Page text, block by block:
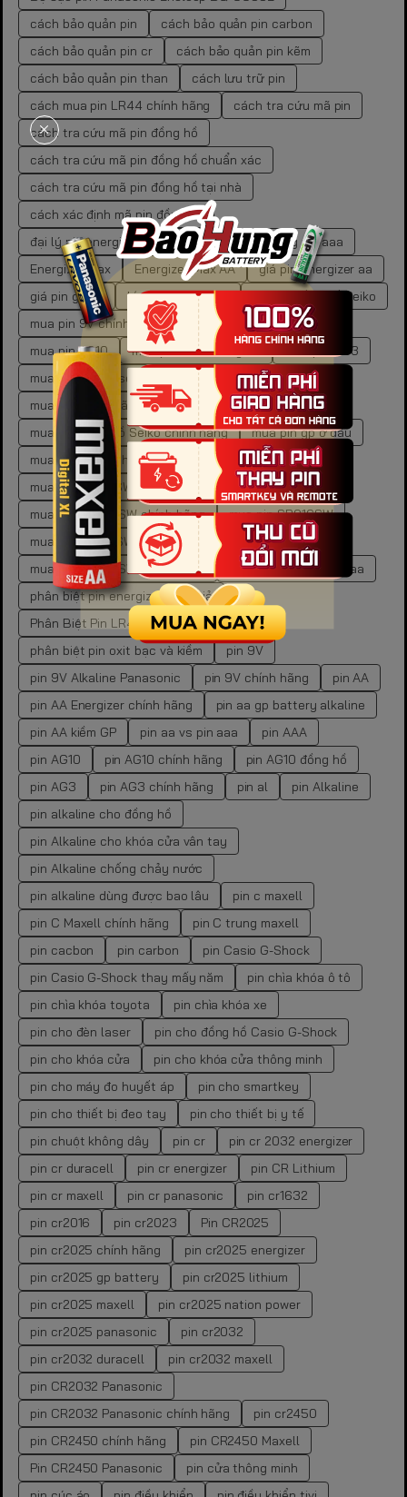
cách bảo quản pin
cách bảo quản pin carbon
cách bảo quản pin cr
cách bảo quản pin kẽm
cách bảo quản pin than
cách lưu trữ pin
cách mua pin LR44 chính hãng
cách tra cứu mã pin
cách tra cứu mã pin đồng hồ
cách tra cứu mã pin đồng hồ chuẩn xác
cách tra cứu mã pin đồng hồ tại nhà
cách xác định mã pin đồng hồ
đại lý pin energizer chính hãng
dung lượng pin aaa
Energizer Max
Energizer Max AA
giá pin energizer aa
giá pin gp aa
kích thước pin aa
mã pin đồng hồ Seiko
mua pin 9V chính hãng
mua pin aa chính hãng
mua pin AG10
mua pin AG10 đồng hồ
mua pin AG3
mua pin AG3 laser
mua pin AG3 laser chính hãng
mua pin chính hãng
mua pin cr2450 chính hãng
mua pin đồng hồ Seiko chính hãng
mua pin gp ở đâu
mua pin LR chính hãng
mua pin SR621SW
mua pin SR621SW chính hãng
mua pin SR626SW chính hãng
mua pin SR916SW
mua pin SR916SW chính hãng
mua pin SR920SW
mua pin SR920SW chính hãng
phân biệt pin aa và aaa
phân biệt pin energizer thật giả
Phân Biệt Pin LR44 Chính Hãng
phân biệt pin oxit bạc và kiềm
pin 9V
pin 9V Alkaline Panasonic
pin 9V chính hãng
pin AA
pin AA Energizer chính hãng
pin aa gp battery alkaline
pin AA kiềm GP
pin aa vs pin aaa
pin AAA
pin AG10
pin AG10 chính hãng
pin AG10 đồng hồ
pin AG3
pin AG3 chính hãng pin al
pin Alkaline
pin alkaline cho đồng hồ
pin Alkaline cho khóa cửa vân tay
pin Alkaline chống chảy nước
pin alkaline dùng được bao lâu
pin c maxell
pin C Maxell chính hãng
pin C trung maxell
pin cacbon
pin carbon
pin Casio G-Shock
pin Casio G-Shock thay mấy năm
pin chìa khóa ô tô
pin chìa khóa toyota
pin chìa khóa xe
pin cho đèn laser
pin cho đồng hồ Casio G-Shock
pin cho khóa cửa
pin cho khóa cửa thông minh
pin cho máy đo huyết áp
pin cho smartkey
pin cho thiết bị đeo tay
pin cho thiết bị y tế
pin chuột không dây
pin cr
pin cr 2032 energizer
pin cr duracell
pin cr energizer
pin CR Lithium
pin cr maxell
pin cr panasonic
pin cr1632
pin cr2016
pin cr2023
Pin CR2025
pin cr2025 chính hãng
pin cr2025 energizer
pin cr2025 gp battery
pin cr2025 lithium
pin cr2025 maxell
pin cr2025 nation power
pin cr2025 panasonic
pin cr2032
pin cr2032 duracell
pin cr2032 maxell
pin CR2032 Panasonic
pin CR2032 Panasonic chính hãng
pin cr2450
pin CR2450 chính hãng
pin CR2450 Maxell
Pin CR2450 Panasonic
pin cửa thông minh